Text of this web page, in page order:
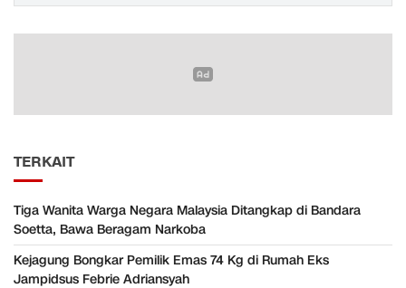
TERKAIT
Tiga Wanita Warga Negara Malaysia Ditangkap di Bandara
Soetta, Bawa Beragam Narkoba
Kejagung Bongkar Pemilik Emas 74 Kg di Rumah Eks
Jampidsus Febrie Adriansyah